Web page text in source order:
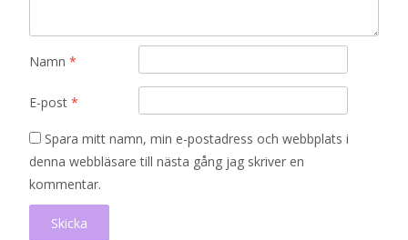
Namn *
E-post *
Spara mitt namn, min e-postadress och webbplats i
denna webbläsare till nästa gång jag skriver en
kommentar.